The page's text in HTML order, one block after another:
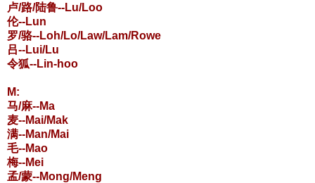
卢/路/陆鲁--Lu/Loo
伦--Lun
罗/骆--Loh/Lo/Law/Lam/Rowe
吕--Lui/Lu
令狐--Lin-hoo
M:
马/麻--Ma
麦--Mai/Mak
满--Man/Mai
毛--Mao
梅--Mei
孟/蒙--Mong/Meng